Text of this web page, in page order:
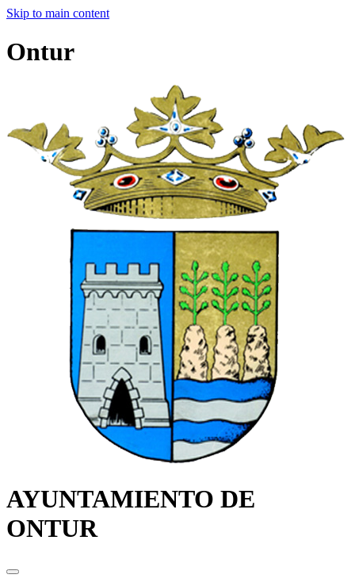
Skip to main content
Ontur
AYUNTAMIENTO DE
ONTUR